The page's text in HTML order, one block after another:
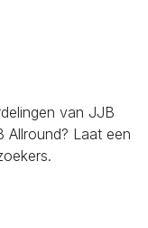
van JJB
Allround? Laat een